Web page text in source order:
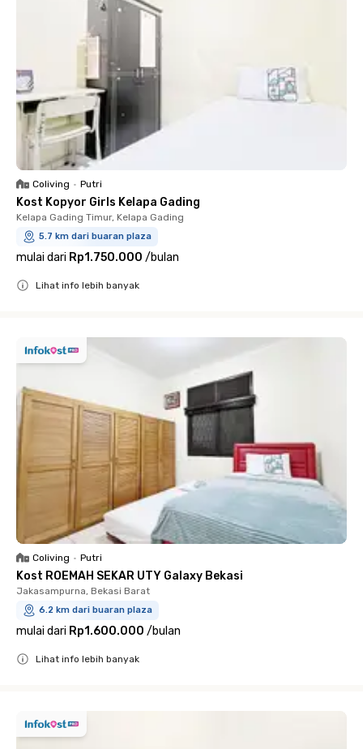
Coliving • Putri
Kost Kopyor Girls Kelapa Gading
Kelapa Gading Timur, Kelapa Gading
5.7 km dari buaran plaza
mulai dari Rp1.750.000 /bulan
Lihat info lebih banyak
Coliving • Putri
Kost ROEMAH SEKAR UTY Galaxy Bekasi
Jakasampurna, Bekasi Barat
6.2 km dari buaran plaza
mulai dari Rp1.600.000 /bulan
Lihat info lebih banyak